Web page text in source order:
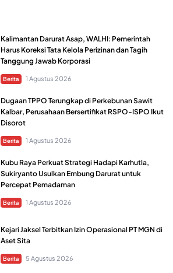
Kalimantan Darurat Asap, WALHI: Pemerintah
Harus Koreksi Tata Kelola Perizinan dan Tagih
Tanggung Jawab Korporasi
Berita 1 Agustus 2026
Dugaan TPPO Terungkap di Perkebunan Sawit
Kalbar, Perusahaan Bersertifikat RSPO-ISPO Ikut
Disorot
Berita 1 Agustus 2026
Kubu Raya Perkuat Strategi Hadapi Karhutla,
Sukiryanto Usulkan Embung Darurat untuk
Percepat Pemadaman
Berita 1 Agustus 2026
Kejari Jaksel Terbitkan Izin Operasional PT MGN di
Aset Sita
Berita 5 Agustus 2026